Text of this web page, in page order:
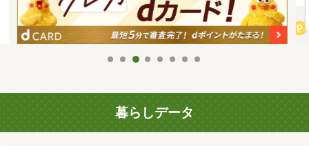
暮らしデータ